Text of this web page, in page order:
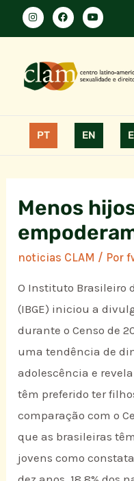
PT EN
Menos
noticias CLAM / Por
O Instituto Brasileiro
(IBGE) iniciou a
durante o Censo de
uma tendência de
adolescência e
têm preferido ter
comparação com o
que as brasileiras
jovens como